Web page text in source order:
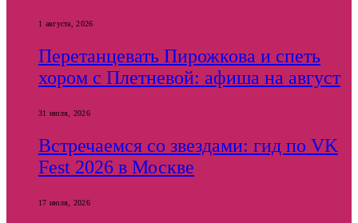
1 августа, 2026
Перетанцевать Пирожкова и спеть
хором с Плетневой: афиша на август
31 июля, 2026
Встречаемся со звездами: гид по VK
Fest 2026 в Москве
17 июля, 2026